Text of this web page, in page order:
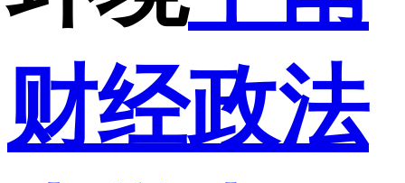
财经政法